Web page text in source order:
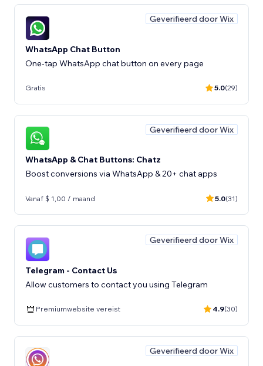
Geverifieerd door Wix
WhatsApp Chat Button
One-tap WhatsApp chat button on every page
Gratis 5.0(29)
Geverifieerd door Wix
WhatsApp & Chat Buttons: Chatz
Boost conversions via WhatsApp & 20+ chat apps
Vanaf $ 1,00 / maand 5.0(31)
Geverifieerd door Wix
Telegram - Contact Us
Allow customers to contact you using Telegram
Premiumwebsite vereist 4.9(30)
Geverifieerd door Wix